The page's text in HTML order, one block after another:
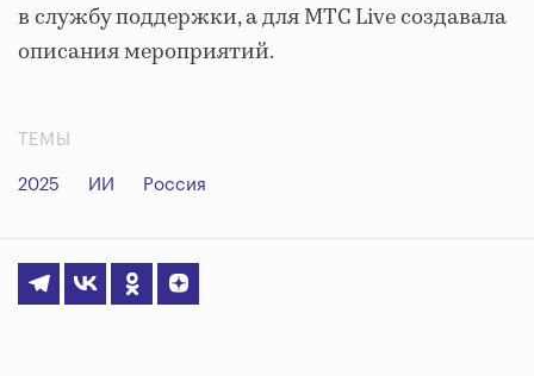
в службу поддержки, а для МТС Live создавала
описания мероприятий.
ТЕМЫ
2025 ИИ Россия